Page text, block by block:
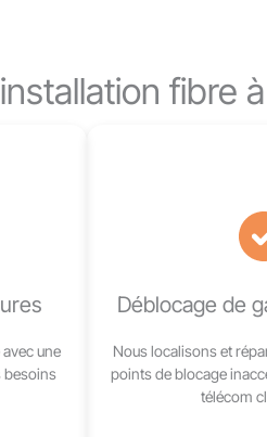
fibre
une
besoins
Déblocage de
Nous localisons et
points de blocage
télécom